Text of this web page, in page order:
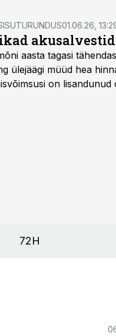
01.06.26,
aasta tagasi
ülejäägi müüd hea
on
72H